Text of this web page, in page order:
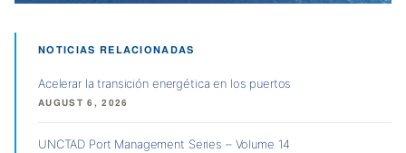
NOTICIAS RELACIONADAS
Acelerar la transición energética en los puertos
AUGUST 6, 2026
UNCTAD Port Management Series – Volume 14